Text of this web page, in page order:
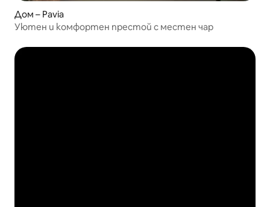
Дом – Pavia
Уютен и комфортен престой с местен чар